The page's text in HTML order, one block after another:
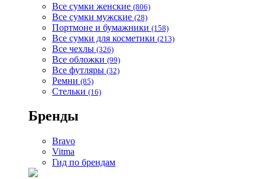
Все сумки женские (806)
Все сумки мужские (28)
Портмоне и бумажники (158)
Все сумки для косметики (213)
Все чехлы (326)
Все обложки (99)
Все футляры (32)
Ремни (85)
Стельки (16)
Бренды
Bravo
Vitma
Гид по брендам